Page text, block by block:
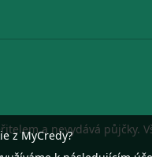
a nevydává
z MyCredy?